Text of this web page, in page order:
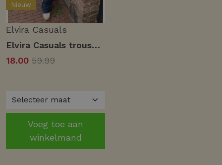
Nieuw
Elvira Casuals
Elvira Casuals trouser izzy e4 25-011 Broek 100 navy
18.00 59.99
Voeg toe aan
winkelmand